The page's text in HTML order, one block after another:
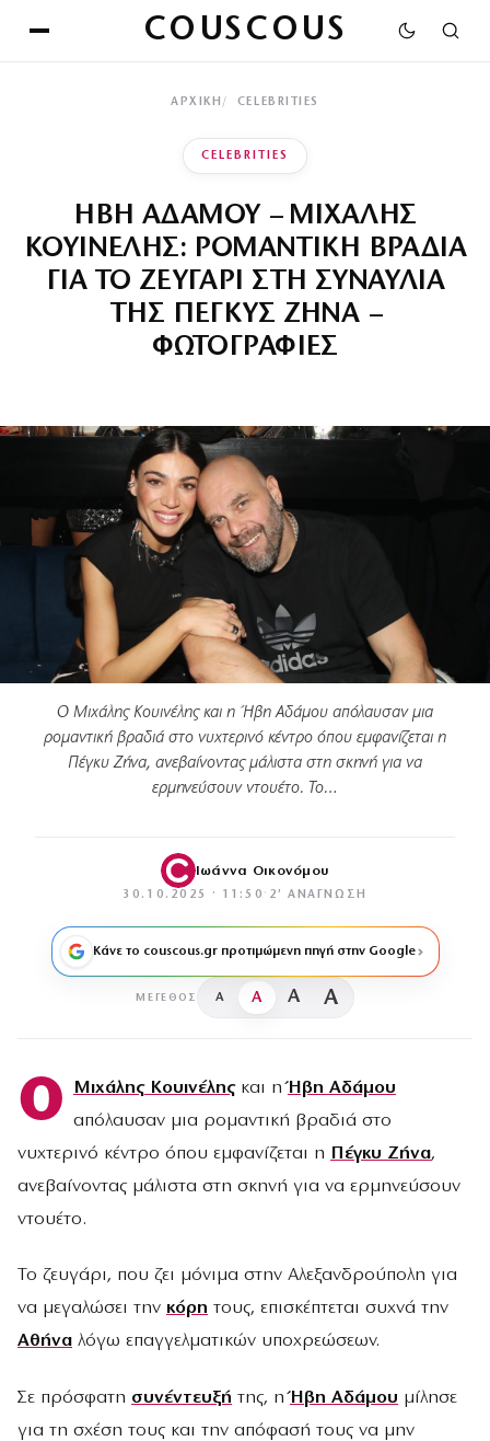
COUSCOUS
ΑΡΧΙΚΉ CELEBRITIES
CELEBRITIES
ΗΒΗ ΑΔΑΜΟΥ – ΜΙΧΑΛΗΣ
ΚΟΥΙΝΕΛΗΣ: ΡΟΜΑΝΤΙΚΗ ΒΡΑΔΙΑ
ΓΙΑ ΤΟ ΖΕΥΓΑΡΙ ΣΤΗ ΣΥΝΑΥΛΙΑ
ΤΗΣ ΠΕΓΚΥΣ ΖΗΝΑ –
ΦΩΤΟΓΡΑΦΙΕΣ
Ο Μιχάλης Κουινέλης και η Ήβη Αδάμου απόλαυσαν μια
ρομαντική βραδιά στο νυχτερινό κέντρο όπου εμφανίζεται η
Πέγκυ Ζήνα, ανεβαίνοντας μάλιστα στη σκηνή για να
ερμηνεύσουν ντουέτο. Το…
Ιωάννα Οικονόμου
30.10.2025 · 11:50 · 2′ ΑΝΆΓΝΩΣΗ
Κάνε το couscous.gr προτιμώμενη πηγή στην Google
ΜΈΓΕΘΟΣ A A A A
Ο Μιχάλης Κουινέληςκαι ηΉβη Αδάμου
απόλαυσαν μια ρομαντική βραδιά στο
νυχτερινό κέντρο όπου εμφανίζεται η Πέγκυ Ζήνα,
ανεβαίνοντας μάλιστα στη σκηνή για να ερμηνεύσουν
ντουέτο.
Το ζευγάρι, που ζει μόνιμα στην Αλεξανδρούπολη για
να μεγαλώσει την κόρη τους, επισκέπτεται συχνά την
Αθήνα λόγω επαγγελματικών υποχρεώσεων.
Σε πρόσφατη συνέντευξή της, ηΉβη Αδάμου μίλησε
για τη σχέση τους και την απόφασή τους να μην